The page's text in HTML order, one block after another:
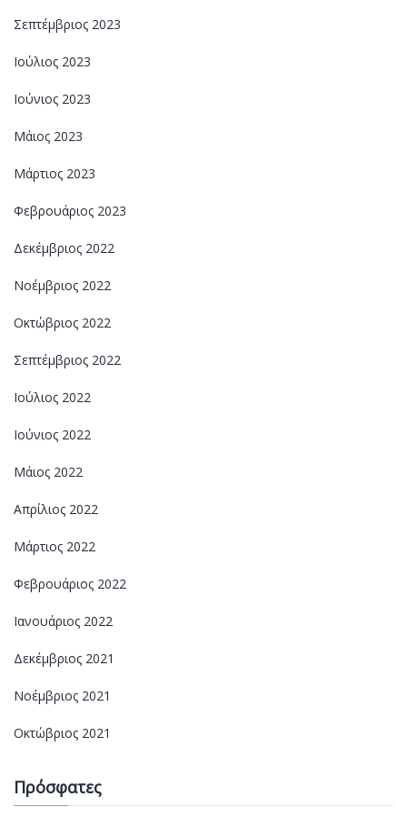
Σεπτέμβριος 2023
Ιούλιος 2023
Ιούνιος 2023
Μάιος 2023
Μάρτιος 2023
Φεβρουάριος 2023
Δεκέμβριος 2022
Νοέμβριος 2022
Οκτώβριος 2022
Σεπτέμβριος 2022
Ιούλιος 2022
Ιούνιος 2022
Μάιος 2022
Απρίλιος 2022
Μάρτιος 2022
Φεβρουάριος 2022
Ιανουάριος 2022
Δεκέμβριος 2021
Νοέμβριος 2021
Οκτώβριος 2021
Πρόσφατες